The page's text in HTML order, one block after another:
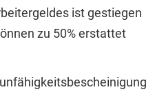
ist gestiegen
zu 50% erstattet